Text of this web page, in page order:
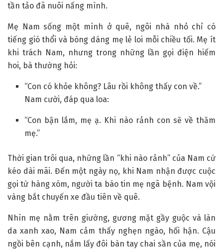
tần tảo đã nuôi nấng mình.
Mẹ Nam sống một mình ở quê, ngôi nhà nhỏ chỉ có
tiếng gió thổi và bóng dáng mẹ lẻ loi mỗi chiều tối. Mẹ ít
khi trách Nam, nhưng trong những lần gọi điện hiếm
hoi, bà thường hỏi:
“Con có khỏe không? Lâu rồi không thấy con về.”
Nam cười, đáp qua loa:
“Con bận lắm, mẹ ạ. Khi nào rảnh con sẽ về thăm
mẹ.”
Thời gian trôi qua, những lần “khi nào rảnh” của Nam cứ
kéo dài mãi. Đến một ngày nọ, khi Nam nhận được cuộc
gọi từ hàng xóm, người ta báo tin mẹ ngã bệnh. Nam vội
vàng bắt chuyến xe đầu tiên về quê.
Nhìn mẹ nằm trên giường, gương mặt gầy guộc và làn
da xanh xao, Nam cảm thấy nghẹn ngào, hối hận. Cậu
ngồi bên cạnh, nắm lấy đôi bàn tay chai sần của mẹ, nói